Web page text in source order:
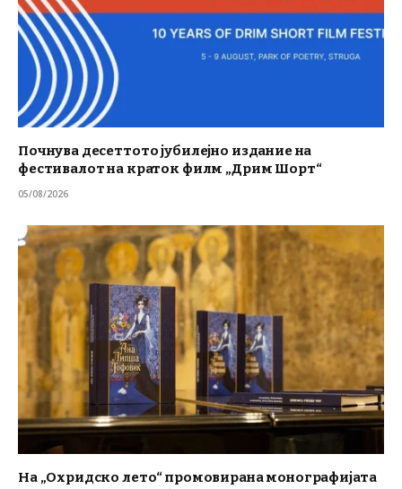
Почнува десеттото јубилејно издание на
фестивалот на краток филм „Дрим Шорт“
05/08/2026
На „Охридско лето“ промовирана монографијата